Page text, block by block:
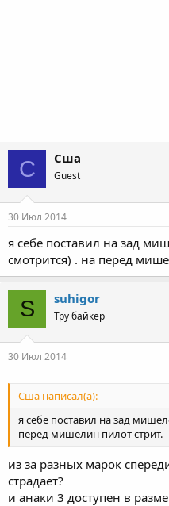
С Сша
Guest
30 Июл 2014
я себе поставил на зад
смотрится) . на перед
S suhigor
Тру байкер
30 Июл 2014
Сша написал(а):
я себе поставил на зад
перед мишелин пилот стрит.
из за разных марок
страдает?
и анаки 3 доступен в